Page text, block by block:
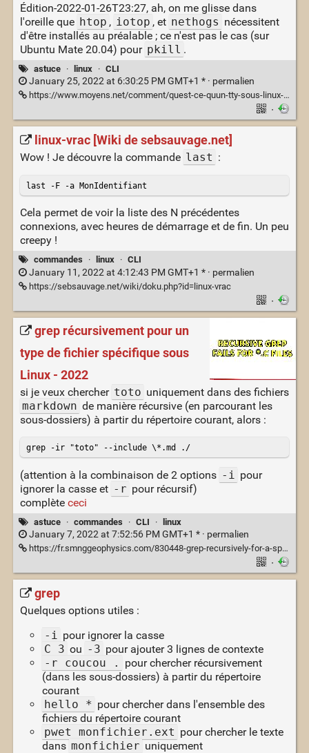
Édition-2022-01-26T23:27, ah, on me glisse dans
l'oreille que htop , iotop , et nethogs nécessitent
d'être installés au préalable ; ce n'est pas le cas (sur
Ubuntu Mate 20.04) pour pkill .
astuce · linux · CLI
January 25, 2022 at 6:30:25 PM GMT+1 * · permalien
https://www.moyens.net/comment/quest-ce-quun-tty-sous-linux-et-comment-utiliser-la-commande-tty/
·
linux-vrac [Wiki de sebsauvage.net]
Wow ! Je découvre la commande last :
last -F -a MonIdentifiant
Cela permet de voir la liste des N précédentes
connexions, avec heures de démarrage et de fin. Un peu
creepy !
commandes · linux · CLI
January 11, 2022 at 4:12:43 PM GMT+1 * · permalien
https://sebsauvage.net/wiki/doku.php?id=linux-vrac
·
grep récursivement pour un
type de fichier spécifique sous
Linux - 2022
si je veux chercher toto uniquement dans des fichiers
markdown de manière récursive (en parcourant les
sous-dossiers) à partir du répertoire courant, alors :
grep -ir "toto" --include \*.md ./
(attention à la combinaison de 2 options -i pour
ignorer la casse et -r pour récursif)
complète ceci
astuce · commandes · CLI · linux
January 7, 2022 at 7:52:56 PM GMT+1 * · permalien
https://fr.smnggeophysics.com/830448-grep-recursively-for-a-specific-JOQPXL
·
grep
Quelques options utiles :
-i pour ignorer la casse
C 3 ou -3 pour ajouter 3 lignes de contexte
-r coucou .
pour chercher récursivement
(dans les sous-dossiers) à partir du répertoire
courant
hello * pour chercher dans l'ensemble des
fichiers du répertoire courant
pwet monfichier.ext pour chercher le texte
dans monfichier uniquement